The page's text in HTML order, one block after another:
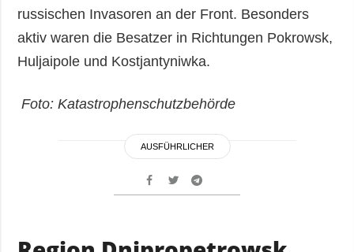
russischen Invasoren an der Front. Besonders
aktiv waren die Besatzer in Richtungen Pokrowsk,
Huljaipole und Kostjantyniwka.
Foto: Katastrophenschutzbehörde
AUSFÜHRLICHER